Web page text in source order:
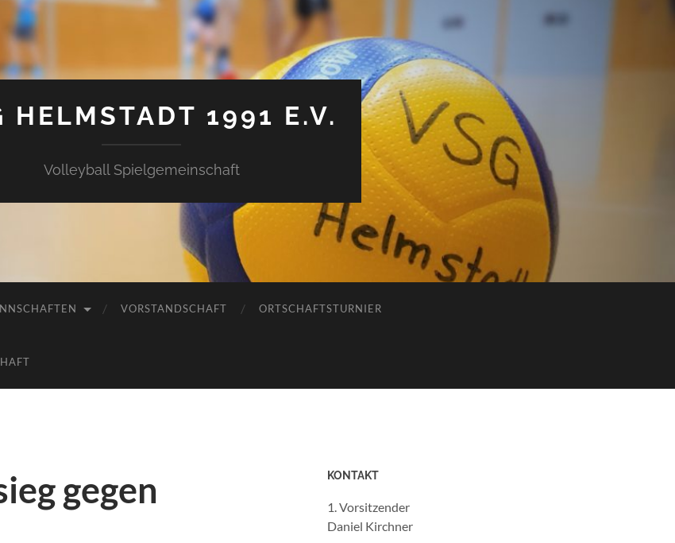
HELMSTADT 1991 E.V.
Volleyball Spielgemeinschaft
VORSTANDSCHAFT ORTSCHAFTSTURNIER
gegen
KONTAKT
1. Vorsitzender
Daniel Kirchner